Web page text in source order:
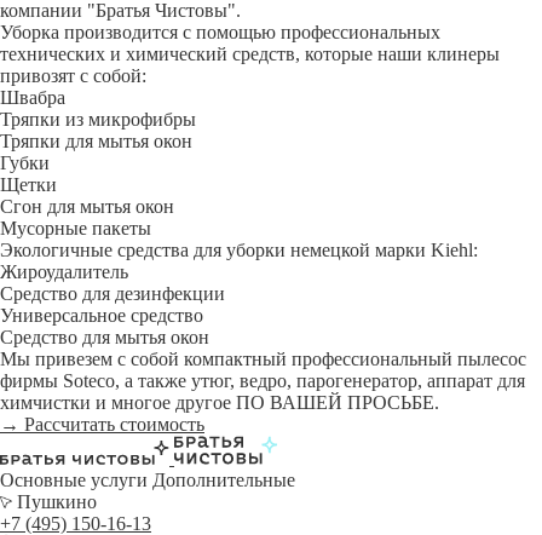
компании "Братья Чистовы".
Уборка производится с помощью профессиональных
технических и химический средств, которые наши клинеры
привозят с собой:
Швабра
Тряпки из микрофибры
Тряпки для мытья окон
Губки
Щетки
Сгон для мытья окон
Мусорные пакеты
Экологичные средства для уборки немецкой марки Kiehl:
Жироудалитель
Средство для дезинфекции
Универсальное средство
Средство для мытья окон
Мы привезем с собой компактный профессиональный пылесос
фирмы Soteco, а также утюг, ведро, парогенератор, аппарат для
химчистки и многое другое ПО ВАШЕЙ ПРОСЬБЕ.
→ Рассчитать стоимость
Основные услуги Дополнительные
Пушкино
+7 (495) 150-16-13